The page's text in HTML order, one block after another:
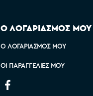
Ο ΛΟΓΑΡΙΑΣΜΟΣ ΜΟΥ
Ο ΛΟΓΑΡΙΑΣΜΌΣ ΜΟΥ
ΟΙ ΠΑΡΑΓΓΕΛΊΕΣ ΜΟΥ